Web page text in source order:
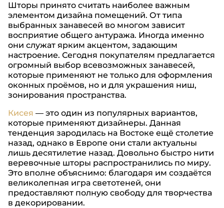
Шторы принято считать наиболее важным
элементом дизайна помещений. От типа
выбранных занавесей во многом зависит
восприятие общего антуража. Иногда именно
они служат ярким акцентом, задающим
настроение. Сегодня покупателям предлагается
огромный выбор всевозможных занавесей,
которые применяют не только для оформления
оконных проёмов, но и для украшения ниш,
зонирования пространства.
Кисея — это один из популярных вариантов,
которые применяют дизайнеры. Данная
тенденция зародилась на Востоке ещё столетие
назад, однако в Европе они стали актуальны
лишь десятилетие назад. Довольно быстро нити
веревочные шторы распространились по миру.
Это вполне объяснимо: благодаря им создаётся
великолепная игра светотеней, они
предоставляют полную свободу для творчества
в декорировании.